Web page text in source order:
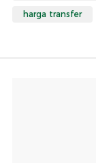
harga transfer